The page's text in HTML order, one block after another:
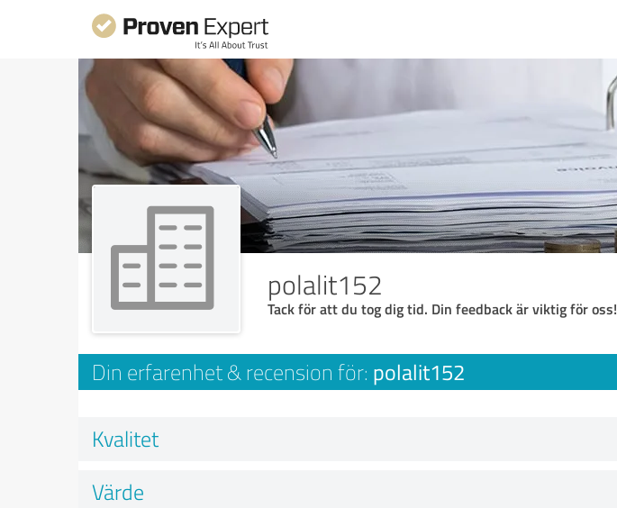
polalit152
Tack för att du tog dig tid. Din feedback är viktig för oss!
Din erfarenhet & recension för: polalit152
Kvalitet
Värde